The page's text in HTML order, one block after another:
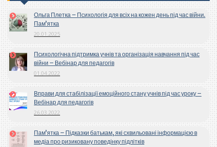
Ольга Плетка – Психологія для всіх на кожен день під час війни.
Пам’ятка
20.01.2025
Психологічна підтримка учнів та організація навчання під час
війни – Вебінар для педагогів
01.04.2022
Вправи для стабілізації емоційного стану учнів під час уроку –
Вебінар для педагогів
26.03.2022
Пам’ятка – Підказки батькам, які схвильовані інформацією в
медіа про ризиковану поведінку підлітків